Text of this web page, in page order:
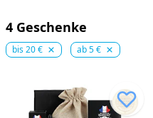
4 Geschenke
bis 20 € ab 5 €